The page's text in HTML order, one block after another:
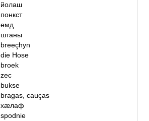
йолаш
понкст
өмд
штаны
breeçhyn
die Hose
broek
zec
bukse
bragas, cauças
хӕлаф
spodnie